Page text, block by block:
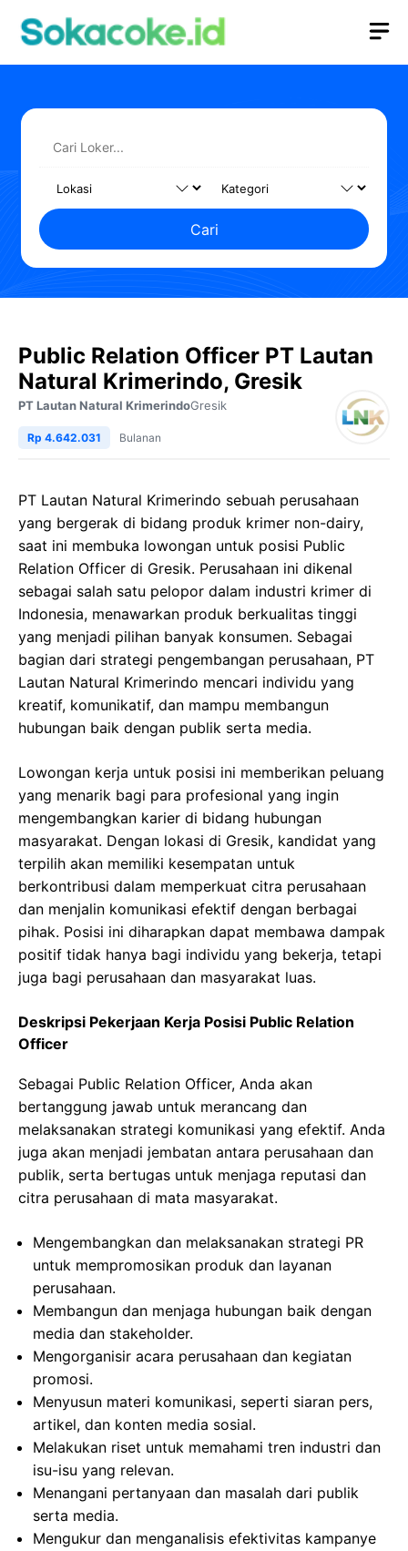
Cari
Public Relation Officer PT Lautan
Natural Krimerindo, Gresik
PT Lautan Natural KrimerindoGresik
Rp 4.642.031 Bulanan
PT Lautan Natural Krimerindo sebuah perusahaan
yang bergerak di bidang produk krimer non-dairy,
saat ini membuka lowongan untuk posisi Public
Relation Officer di Gresik. Perusahaan ini dikenal
sebagai salah satu pelopor dalam industri krimer di
Indonesia, menawarkan produk berkualitas tinggi
yang menjadi pilihan banyak konsumen. Sebagai
bagian dari strategi pengembangan perusahaan, PT
Lautan Natural Krimerindo mencari individu yang
kreatif, komunikatif, dan mampu membangun
hubungan baik dengan publik serta media.
Lowongan kerja untuk posisi ini memberikan peluang
yang menarik bagi para profesional yang ingin
mengembangkan karier di bidang hubungan
masyarakat. Dengan lokasi di Gresik, kandidat yang
terpilih akan memiliki kesempatan untuk
berkontribusi dalam memperkuat citra perusahaan
dan menjalin komunikasi efektif dengan berbagai
pihak. Posisi ini diharapkan dapat membawa dampak
positif tidak hanya bagi individu yang bekerja, tetapi
juga bagi perusahaan dan masyarakat luas.
Deskripsi Pekerjaan Kerja Posisi Public Relation
Officer
Sebagai Public Relation Officer, Anda akan
bertanggung jawab untuk merancang dan
melaksanakan strategi komunikasi yang efektif. Anda
juga akan menjadi jembatan antara perusahaan dan
publik, serta bertugas untuk menjaga reputasi dan
citra perusahaan di mata masyarakat.
Mengembangkan dan melaksanakan strategi PR
untuk mempromosikan produk dan layanan
perusahaan.
Membangun dan menjaga hubungan baik dengan
media dan stakeholder.
Mengorganisir acara perusahaan dan kegiatan
promosi.
Menyusun materi komunikasi, seperti siaran pers,
artikel, dan konten media sosial.
Melakukan riset untuk memahami tren industri dan
isu-isu yang relevan.
Menangani pertanyaan dan masalah dari publik
serta media.
Mengukur dan menganalisis efektivitas kampanye